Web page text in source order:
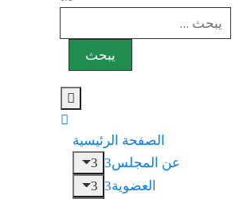
الصفحة الرئيسية
عن المجلس
العضوية